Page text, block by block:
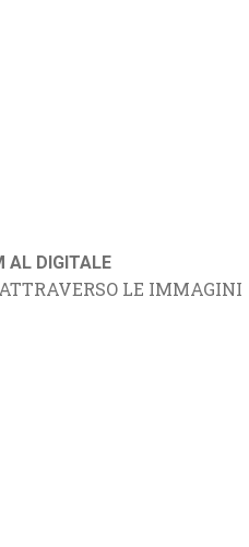
AL DIGITALE
LE IMMAGINI